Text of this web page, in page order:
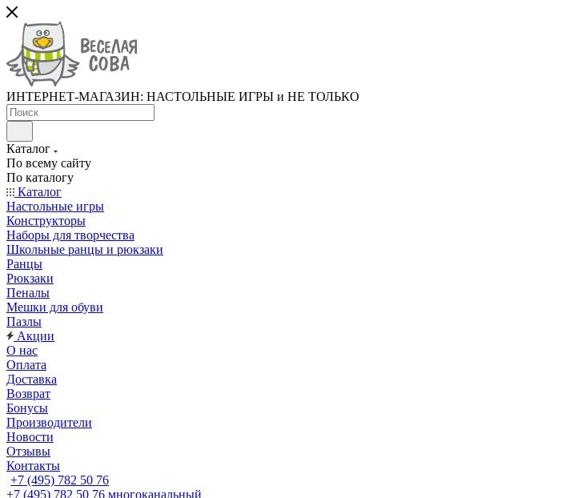
ИНТЕРНЕТ-МАГАЗИН: НАСТОЛЬНЫЕ ИГРЫ и НЕ ТОЛЬКО
Каталог
По всему сайту
По каталогу
Каталог
Настольные игры
Конструкторы
Наборы для творчества
Школьные ранцы и рюкзаки
Ранцы
Рюкзаки
Пеналы
Мешки для обуви
Пазлы
Акции
О нас
Оплата
Доставка
Возврат
Бонусы
Производители
Новости
Отзывы
Контакты
+7 (495) 782 50 76
+7 (495) 782 50 76 многоканальный